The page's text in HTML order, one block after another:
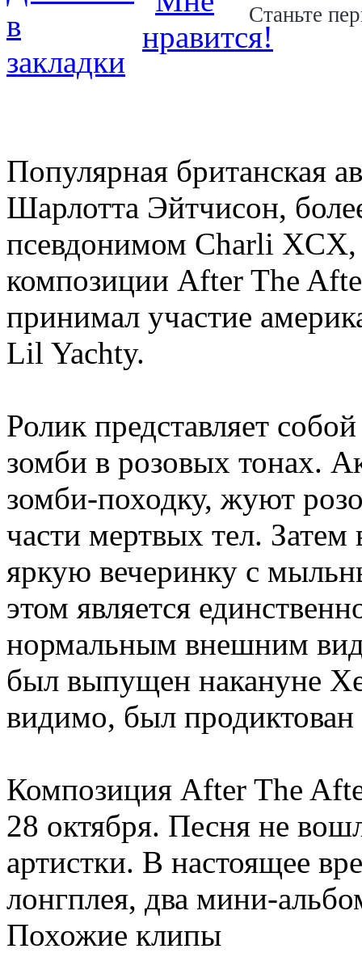
Станьте
Популярная британская
Шарлотта Эйтчисон,
псевдонимом Charli XCX,
композиции After The
принимал участие
Lil Yachty.
Ролик представляет
зомби в розовых тонах.
зомби-походку, жуют
части мертвых тел. Затем
яркую вечеринку с
этом является
нормальным внешним
был выпущен накануне
видимо, был
Композиция After The
28 октября. Песня не
артистки. В настоящее
лонгплея, два мини-
Похожие клипы